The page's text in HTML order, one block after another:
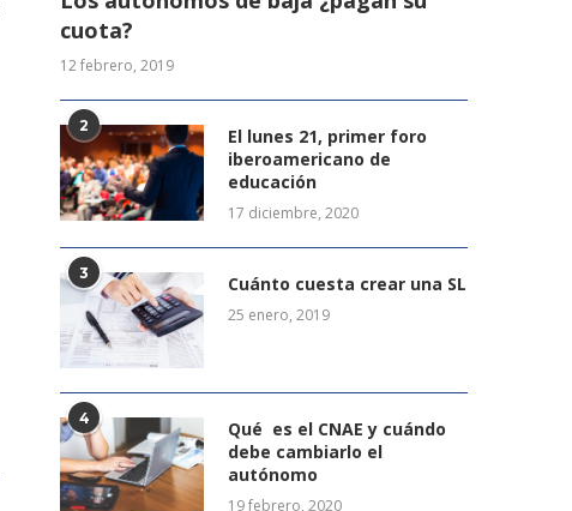
cuota?
12 febrero, 2019
2
El lunes 21, primer foro
iberoamericano de
educación
17 diciembre, 2020
3 Cuánto cuesta crear una SL
25 enero, 2019
4
Qué es el CNAE y cuándo
debe cambiarlo el
autónomo
19 febrero, 2020